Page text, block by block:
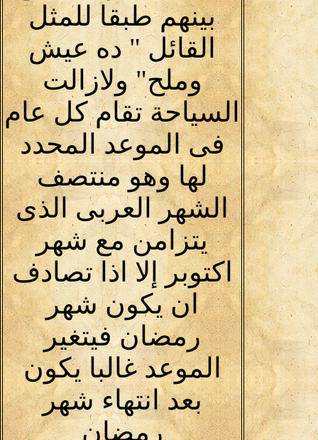
بينهم طبقا للمثل
القائل " ده عيش
وملح" ولازالت
السياحة تقام كل عام
فى الموعد المحدد
لها وهو منتصف
الشهر العربى الذى
يتزامن مع شهر
اكتوبر إلا اذا تصادف
ان يكون شهر
رمضان فيتغير
الموعد غالبا يكون
بعد انتهاء شهر
رمضان